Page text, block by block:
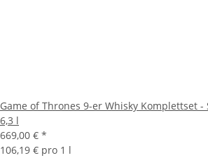
Game of Thrones 9-er Whisky Komplettset -
6,3 l
669,00 € *
106,19 € pro 1 l